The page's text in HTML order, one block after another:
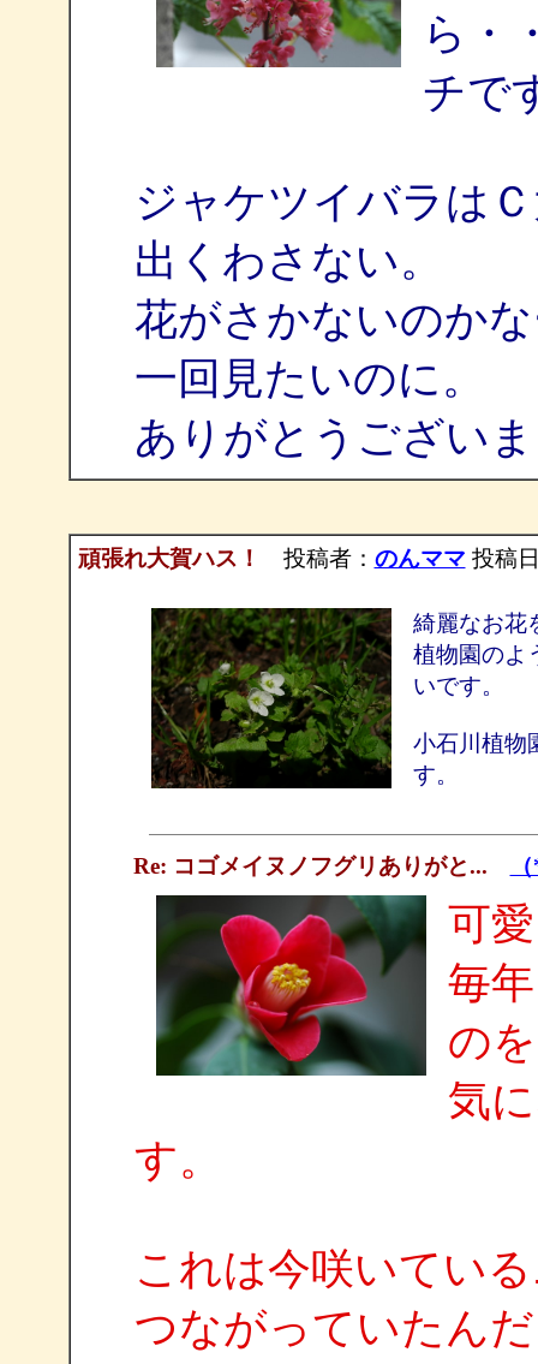
ら・
チで
ジャケツイバラは
出くわさない。
花がさかないのか
一回見たいのに。
ありがとうござい
頑張れ大賀ハス！ 投稿者： のんママ 投稿
綺麗なお花
植物園のよ
いです。
小石川植物
す。
Re: コゴメイヌノフグリありがと...
可
毎
の
気
す。
これは今咲いてい
つながっていたん